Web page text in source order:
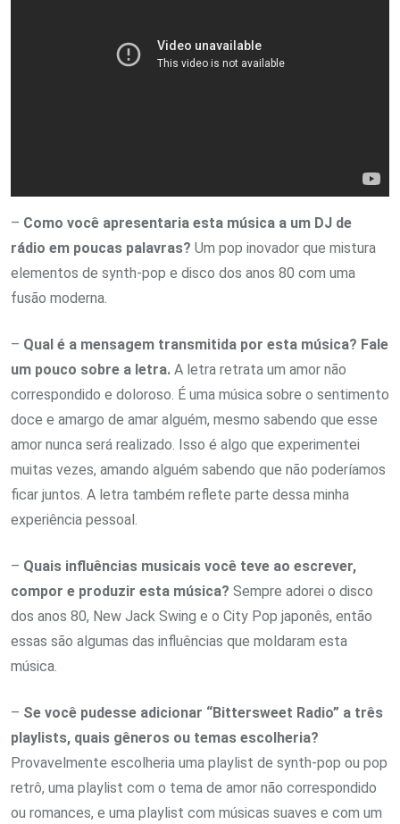
– Como você apresentaria esta música a um DJ de
rádio em poucas palavras? Um pop inovador que mistura
elementos de synth-pop e disco dos anos 80 com uma
fusão moderna.
– Qual é a mensagem transmitida por esta música? Fale
um pouco sobre a letra. A letra retrata um amor não
correspondido e doloroso. É uma música sobre o sentimento
doce e amargo de amar alguém, mesmo sabendo que esse
amor nunca será realizado. Isso é algo que experimentei
muitas vezes, amando alguém sabendo que não poderíamos
ficar juntos. A letra também reflete parte dessa minha
experiência pessoal.
– Quais influências musicais você teve ao escrever,
compor e produzir esta música? Sempre adorei o disco
dos anos 80, New Jack Swing e o City Pop japonês, então
essas são algumas das influências que moldaram esta
música.
– Se você pudesse adicionar “Bittersweet Radio” a três
playlists, quais gêneros ou temas escolheria?
Provavelmente escolheria uma playlist de synth-pop ou pop
retrô, uma playlist com o tema de amor não correspondido
ou romances, e uma playlist com músicas suaves e com um